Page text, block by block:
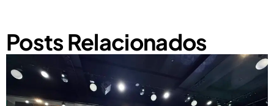
Posts Relacionados